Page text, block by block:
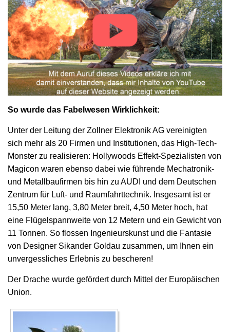
So wurde das Fabelwesen Wirklichkeit:
Unter der Leitung der Zollner Elektronik AG vereinigten
sich mehr als 20 Firmen und Institutionen, das High-Tech-
Monster zu realisieren: Hollywoods Effekt-Spezialisten von
Magicon waren ebenso dabei wie führende Mechatronik-
und Metallbaufirmen bis hin zu AUDI und dem Deutschen
Zentrum für Luft- und Raumfahrttechnik. Insgesamt ist er
15,50 Meter lang, 3,80 Meter breit, 4,50 Meter hoch, hat
eine Flügelspannweite von 12 Metern und ein Gewicht von
11 Tonnen. So flossen Ingenieurskunst und die Fantasie
von Designer Sikander Goldau zusammen, um Ihnen ein
unvergessliches Erlebnis zu bescheren!
Der Drache wurde gefördert durch Mittel der Europäischen
Union.